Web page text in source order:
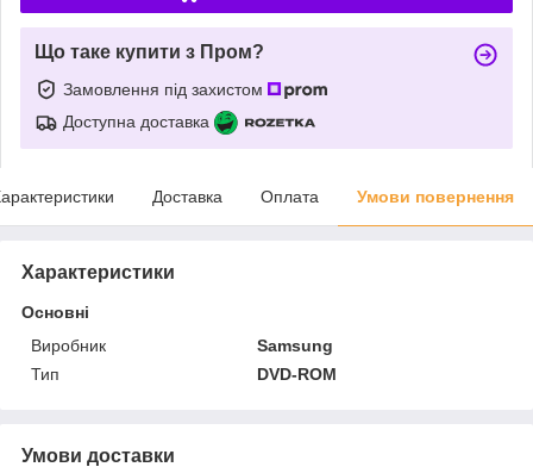
Що таке купити з Пром?
Замовлення під захистом
Доступна доставка
Доставка Оплата Умови повернення
Характеристики
Основні
Виробник
Samsung
Тип
DVD-ROM
Умови доставки